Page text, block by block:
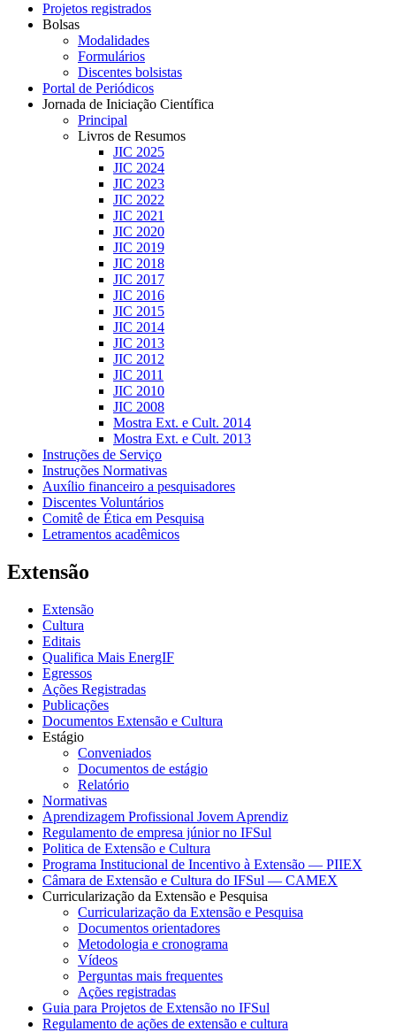
Projetos registrados
Bolsas
Modalidades
Formulários
Discentes bolsistas
Portal de Periódicos
Jornada de Iniciação Científica
Principal
Livros de Resumos
JIC 2025
JIC 2024
JIC 2023
JIC 2022
JIC 2021
JIC 2020
JIC 2019
JIC 2018
JIC 2017
JIC 2016
JIC 2015
JIC 2014
JIC 2013
JIC 2012
JIC 2011
JIC 2010
JIC 2008
Mostra Ext. e Cult. 2014
Mostra Ext. e Cult. 2013
Instruções de Serviço
Instruções Normativas
Auxílio financeiro a pesquisadores
Discentes Voluntários
Comitê de Ética em Pesquisa
Letramentos acadêmicos
Extensão
Extensão
Cultura
Editais
Qualifica Mais EnergIF
Egressos
Ações Registradas
Publicações
Documentos Extensão e Cultura
Estágio
Conveniados
Documentos de estágio
Relatório
Normativas
Aprendizagem Profissional Jovem Aprendiz
Regulamento de empresa júnior no IFSul
Politica de Extensão e Cultura
Programa Institucional de Incentivo à Extensão — PIIEX
Câmara de Extensão e Cultura do IFSul — CAMEX
Curricularização da Extensão e Pesquisa
Curricularização da Extensão e Pesquisa
Documentos orientadores
Metodologia e cronograma
Vídeos
Perguntas mais frequentes
Ações registradas
Guia para Projetos de Extensão no IFSul
Regulamento de ações de extensão e cultura